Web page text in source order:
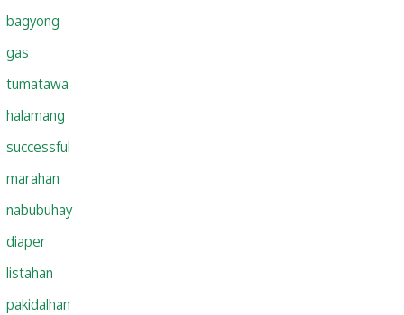
bagyong
gas
tumatawa
halamang
successful
marahan
nabubuhay
diaper
listahan
pakidalhan